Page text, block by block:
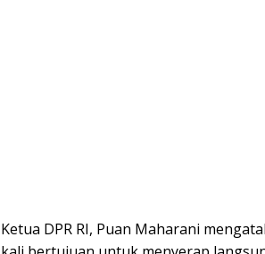
Ketua DPR RI, Puan Maharani